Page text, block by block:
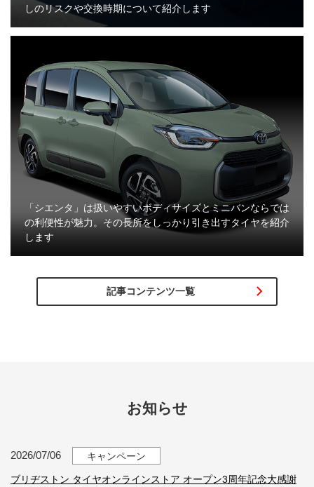
しのリスクや交換時期について紹介します
「シエンタ」は扱いやすいボディサイズとミニバンならでは
の利便性が魅力。その長所をしっかり引き出すタイヤを紹介
します
記事コンテンツ一覧
お知らせ
2026/07/06 キャンペーン
ブリヂストン タイヤオンラインストア オープン3周年記念大感謝